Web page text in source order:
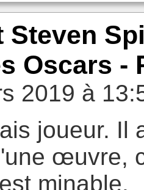
Steven
Oscars -
2019 à
joueur. Il
œuvre,
minable.